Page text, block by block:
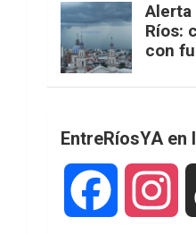
Alerta
Ríos:
con
EntreRíosYA en